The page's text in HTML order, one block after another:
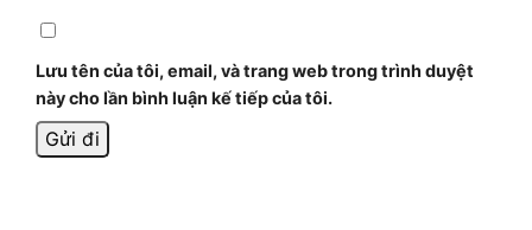
Lưu tên của tôi, email, và trang web trong trình duyệt
này cho lần bình luận kế tiếp của tôi.